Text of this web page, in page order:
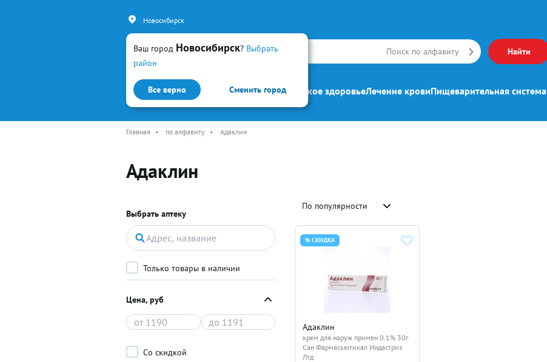
Ваш город Новосибирск? Выбрать
район
Все верно Сменить город
Новосибирск
Искать Поиск по алфавиту Найти
Каталог Простуда и гриппЖенское здоровьеЛечение кровиПищеварительная система
Главная • по алфавиту • Адаклин
Адаклин
Выбрать аптеку
Только товары в наличии
Цена, руб
Со скидкой
По популярности
% СКИДКА
Адаклин
крем для наруж примен 0.1% 30г
Сан Фармасьютикал Индастриз
Лтд